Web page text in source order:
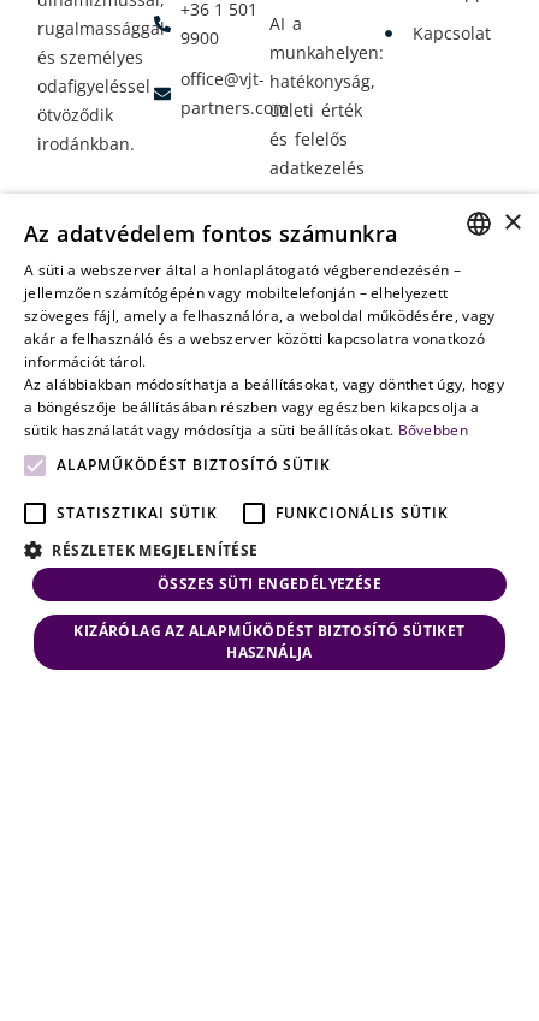
+36 1 501
9900
office@vjt-
partners.com
AI a
munkahelyen:
hatékonyság,
üzleti érték
és felelős
adatkezelés
amikor a jövő
nem a
véletlenen
múlik
Kapcsolat
rugalmassággal
és személyes
odafigyeléssel
ötvöződik
irodánkban.
HUNGARIAN
ENGLISH
×
Az adatvédelem fontos számunkra
A süti a webszerver által a honlaplátogató végberendezésén –
jellemzően számítógépén vagy mobiltelefonján – elhelyezett
szöveges fájl, amely a felhasználóra, a weboldal működésére, vagy
akár a felhasználó és a webszerver közötti kapcsolatra vonatkozó
információt tárol.
Az alábbiakban módosíthatja a beállításokat, vagy dönthet úgy, hogy
a böngészője beállításában részben vagy egészben kikapcsolja a
sütik használatát vagy módosítja a süti beállításokat. Bővebben
ALAPMŰKÖDÉST BIZTOSÍTÓ SÜTIK
STATISZTIKAI SÜTIK
FUNKCIONÁLIS SÜTIK
RÉSZLETEK MEGJELENÍTÉSE
ÖSSZES SÜTI ENGEDÉLYEZÉSE
KIZÁRÓLAG AZ ALAPMŰKÖDÉST BIZTOSÍTÓ SÜTIKET
HASZNÁLJA